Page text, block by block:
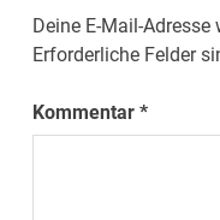
Deine E-Mail-
Erforderliche Felder
Kommentar*